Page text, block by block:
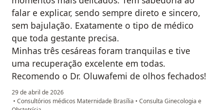
falar e explicar, sendo sempre direto e sincero,
sem bajulação. Exatamente o tipo de médico
que toda gestante precisa.
Minhas três cesáreas foram tranquilas e tive
uma recuperação excelente em todas.
Recomendo o Dr. Oluwafemi de olhos fechados!
29 de abril de 2026
• Consultórios médicos Maternidade Brasília • Consulta Ginecologia e